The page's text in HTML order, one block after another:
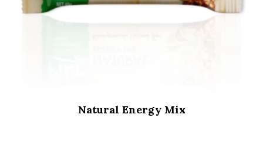
Natural Energy Mix